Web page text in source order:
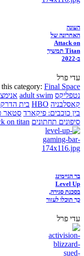
העונה
האחרונה של
Attack on
Titan תמשיך
ב-2022
עדי פרל
category: Final Space
נטפליקס adult swim
קאסלבניה HBO בית
בין כוכבים: פיקארד סטאר
סיפונים תחתונים on titan
בר הגיימינג
Level Up
בסכנת סגירה,
כך תוכלו לעזור
עדי פרל